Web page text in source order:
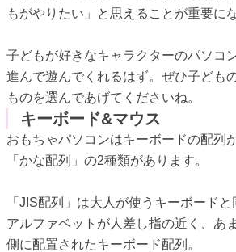
もがやりたい」と思えることが重要に
子どもが好きなキャラクターのパソコ
進んで遊んでくれるはず。ぜひ子ども
ものを選んであげてくださいね。
キーボード&マウス
おもちゃパソコンはキーボードの配列
「かな配列」の2種類があります。
「JIS配列」は大人が使うキーボード
アルファベットが人差し指の近く、あ
側に配置されたキーボード配列。